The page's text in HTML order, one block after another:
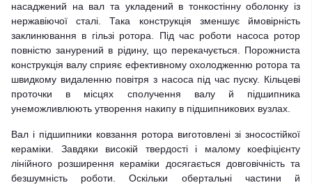
насаджений на вал та укладений в тонкостінну оболонку із
нержавіючої сталі. Така конструкція зменшує ймовірність
заклинювання в гільзі ротора. Під час роботи насоса ротор
повністю занурений в рідину, що перекачується. Порожниста
конструкція валу сприяє ефективному охолодженню ротора та
швидкому видаленню повітря з насоса під час пуску. Кільцеві
проточки в місцях сполучення валу й підшипника
унеможливлюють утворення накипу в підшипникових вузлах.
Вал і підшипники ковзання ротора виготовлені зі зносостійкої
кераміки. Завдяки високій твердості і малому коефіцієнту
лінійного розширення кераміки досягається довговічність та
безшумність роботи. Оскільки обертальні частини й